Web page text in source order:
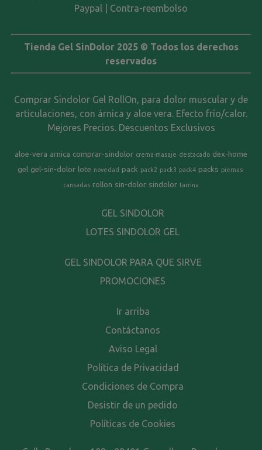
Paypal | Contra-reembolso
Tienda Gel SinDolor 2025 © Todos los derechos
reservados
Comprar Sindolor Gel RollOn, para dolor muscular y de
articulaciones, con árnica y aloe vera. Efecto frío/calor.
Mejores Precios. Descuentos Exclusivos
aloe-vera arnica comprar-sindolor crema-masaje destacado dex-home
gel gel-sin-dolor lote novedad pack pack2 pack3 pack4 packs piernas-
cansadas rollon sin-dolor sindolor tarrina
GEL SINDOLOR
LOTES SINDOLOR GEL
GEL SINDOLOR PARA QUE SIRVE
PROMOCIONES
Ir arriba
Contáctanos
Aviso Legal
Política de Privacidad
Condiciones de Compra
Desistir de un pedido
Políticas de Cookies